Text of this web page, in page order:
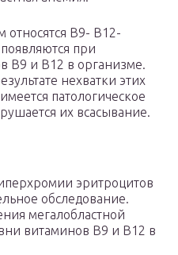
относятся В9- В12-
при
В9 и В12 в организме.
нехватки этих
патологическое
их всасывание.
эритроцитов
обследование.
мегалобластной
витаминов В9 и В12 в